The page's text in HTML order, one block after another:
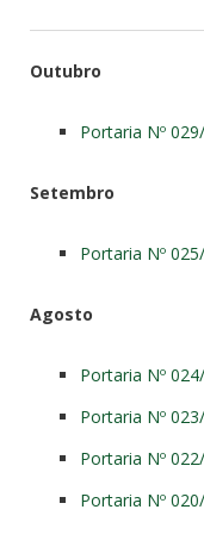
Outubro
Portaria Nº
Setembro
Portaria Nº
Agosto
Portaria Nº
Portaria Nº
Portaria Nº
Portaria Nº